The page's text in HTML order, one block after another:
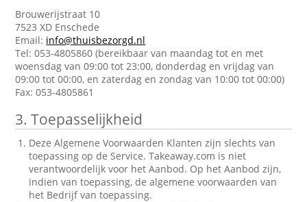
Brouwerijstraat 10
7523 XD Enschede
Email: info@thuisbezorgd.nl
Tel: 053-4805860 (bereikbaar van maandag tot en met
woensdag van 09:00 tot 23:00, donderdag en vrijdag van
09:00 tot 00:00, en zaterdag en zondag van 10:00 tot 00:00)
Fax: 053-4805861
3. Toepasselijkheid
Deze Algemene Voorwaarden Klanten zijn slechts van
toepassing op de Service. Takeaway.com is niet
verantwoordelijk voor het Aanbod. Op het Aanbod zijn,
indien van toepassing, de algemene voorwaarden van
het Bedrijf van toepassing.